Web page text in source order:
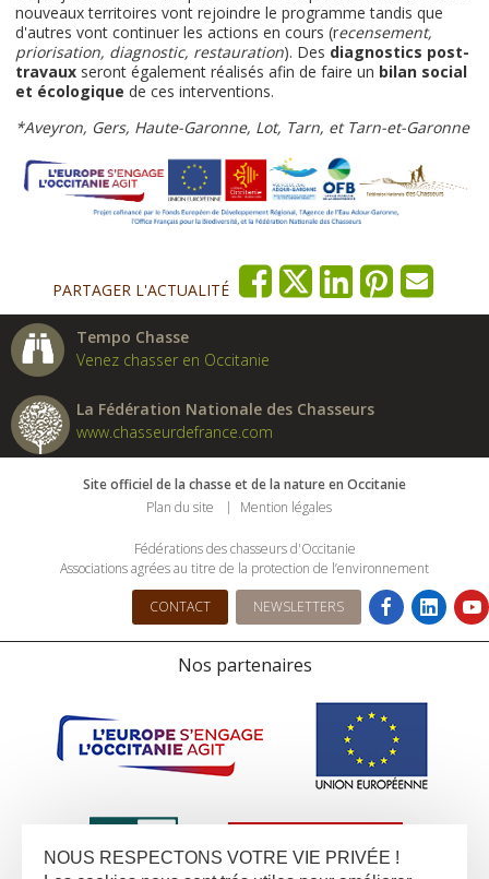
nouveaux territoires vont rejoindre le programme tandis que
d'autres vont continuer les actions en cours (recensement,
priorisation, diagnostic, restauration). Des diagnostics post-
travaux seront également réalisés afin de faire un bilan social
et écologique de ces interventions.
*Aveyron, Gers, Haute-Garonne, Lot, Tarn, et Tarn-et-Garonne
PARTAGER L'ACTUALITÉ
Tempo Chasse
Venez chasser en Occitanie
La Fédération Nationale des Chasseurs
www.chasseurdefrance.com
Site officiel de la chasse et de la nature en Occitanie
Plan du site
Mention légales
Fédérations des chasseurs d'Occitanie
Associations agrées au titre de la protection de l’environnement
CONTACT NEWSLETTERS
Nos partenaires
NOUS RESPECTONS VOTRE VIE PRIVÉE !